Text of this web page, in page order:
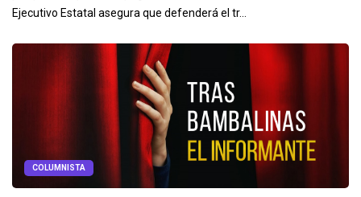
Ejecutivo Estatal asegura que defenderá el tr...
COLUMNISTA